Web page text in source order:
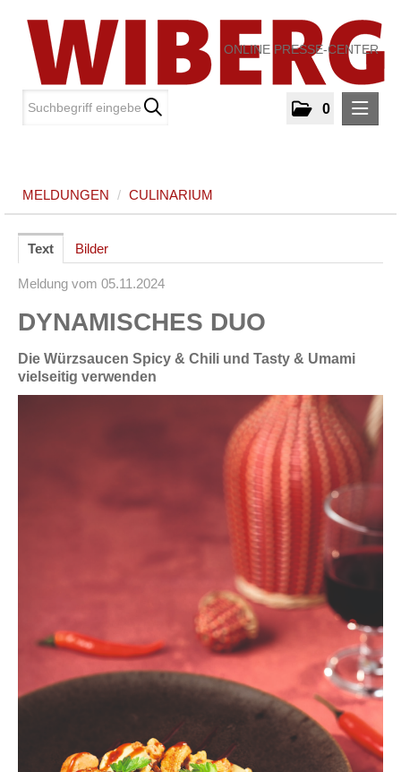
ONLINE PRESSE-CENTER
0
Culinarium
MEDIA
ÜBER UNS
KONTAKT
MELDUNGEN / CULINARIUM
Text Bilder
Meldung vom 05.11.2024
DYNAMISCHES DUO
Die Würzsaucen Spicy & Chili und Tasty & Umami
vielseitig verwenden